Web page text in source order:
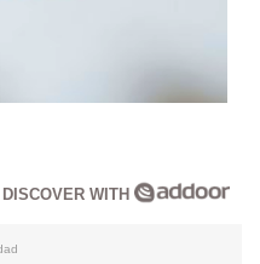
DISCOVER WITH